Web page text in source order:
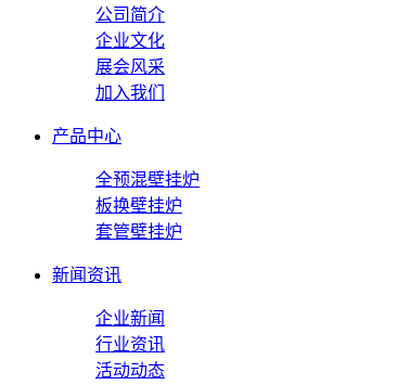
公司简介
企业文化
展会风采
加入我们
产品中心
全预混壁挂炉
板换壁挂炉
套管壁挂炉
新闻资讯
企业新闻
行业资讯
活动动态